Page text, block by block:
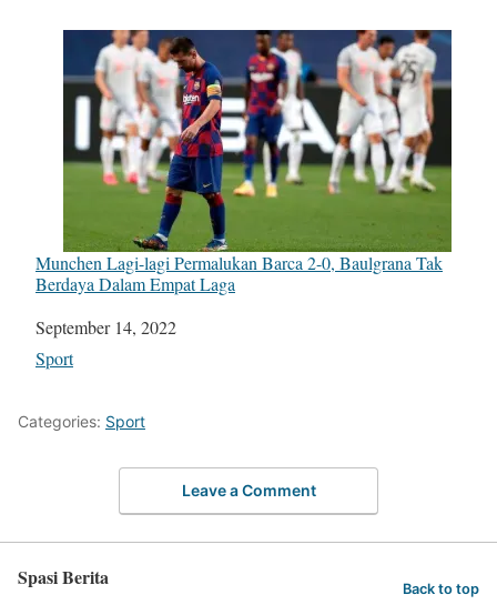
Munchen Lagi-lagi Permalukan Barca 2-0, Baulgrana Tak
Berdaya Dalam Empat Laga
Date
September 14, 2022
In relation to
Sport
Categories: Sport
Leave a Comment
Spasi Berita Back to top